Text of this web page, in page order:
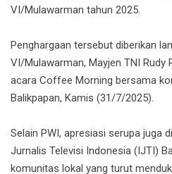
VI/Mulawarman tahun 2025.
Penghargaan tersebut diberikan
VI/Mulawarman, Mayjen TNI Rudy
acara Coffee Morning bersama
Balikpapan, Kamis (31/7/2025).
Selain PWI, apresiasi serupa juga
Jurnalis Televisi Indonesia (IJTI)
komunitas lokal yang turut